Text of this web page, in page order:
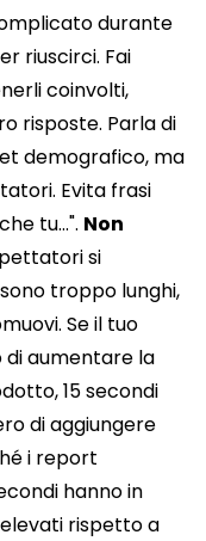
durante
riuscirci. Fai
coinvolti,
risposte. Parla di
demografico, ma
Evita frasi
tu...". Non
si
troppo lunghi,
Se il tuo
aumentare la
15 secondi
di aggiungere
i report
hanno in
elevati rispetto a